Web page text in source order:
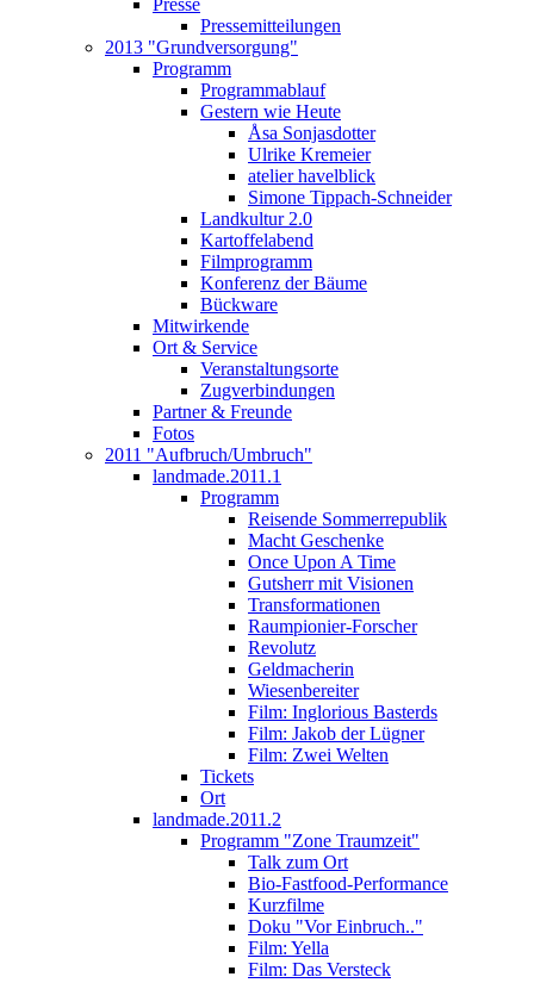
Presse
Pressemitteilungen
2013 "Grundversorgung"
Programm
Programmablauf
Gestern wie Heute
Åsa Sonjasdotter
Ulrike Kremeier
atelier havelblick
Simone Tippach-Schneider
Landkultur 2.0
Kartoffelabend
Filmprogramm
Konferenz der Bäume
Bückware
Mitwirkende
Ort & Service
Veranstaltungsorte
Zugverbindungen
Partner & Freunde
Fotos
2011 "Aufbruch/Umbruch"
landmade.2011.1
Programm
Reisende Sommerrepublik
Macht Geschenke
Once Upon A Time
Gutsherr mit Visionen
Transformationen
Raumpionier-Forscher
Revolutz
Geldmacherin
Wiesenbereiter
Film: Inglorious Basterds
Film: Jakob der Lügner
Film: Zwei Welten
Tickets
Ort
landmade.2011.2
Programm "Zone Traumzeit"
Talk zum Ort
Bio-Fastfood-Performance
Kurzfilme
Doku "Vor Einbruch.."
Film: Yella
Film: Das Versteck